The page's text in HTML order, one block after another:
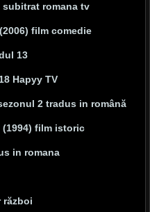
subitrat romana tv
film comedie
13
Hapyy TV
2 tradus in română
film istoric
in romana
război